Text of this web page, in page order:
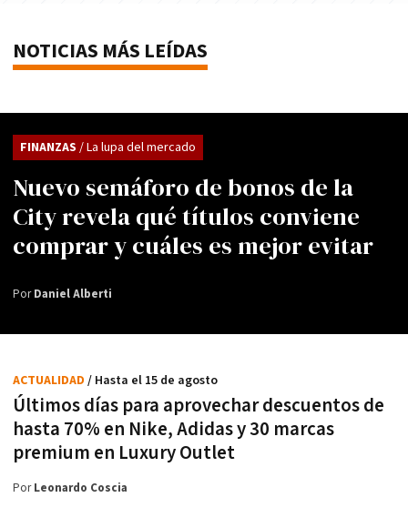
NOTICIAS MÁS LEÍDAS
Nuevo semáforo de bonos de la
City revela qué títulos conviene
comprar y cuáles es mejor evitar
FINANZAS / La lupa del mercado
PorDaniel Alberti
Últimos días para aprovechar descuentos de
hasta 70% en Nike, Adidas y 30 marcas
premium en Luxury Outlet
ACTUALIDAD / Hasta el 15 de agosto
PorLeonardo Coscia